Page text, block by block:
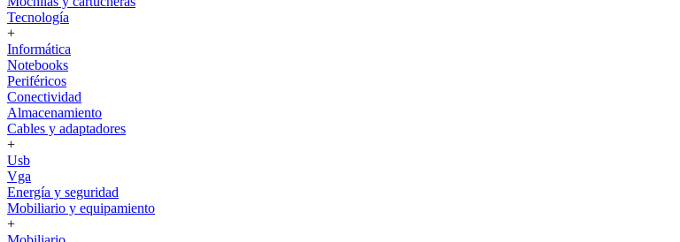
Tecnología
+
Informática
Notebooks
Periféricos
Conectividad
Almacenamiento
Cables y adaptadores
+
Usb
Vga
Energía y seguridad
Mobiliario y equipamiento
+